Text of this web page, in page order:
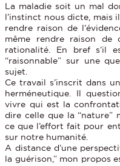
La maladie soit un mal
l’instinct nous dicte, mais
rendre raison de
même rendre raison de
rationalité. En bref s’il
“raisonnable” sur une
sujet.
Ce travail s’inscrit dans
herméneutique. Il
vivre qui est la
dire celle que la “nature”
ce que l’effort fait pour
sur notre humanité.
A distance d’une
la guérison,” mon propos